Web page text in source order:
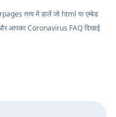
तत्व में डालें जो html या एम्बेड
आपका Coronavirus FAQ दिखाई